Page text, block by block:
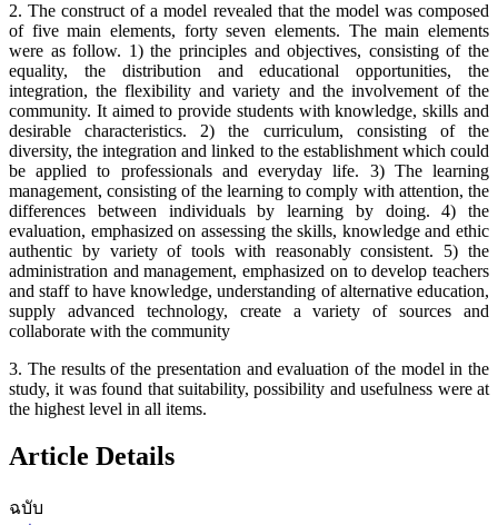
2. The construct of a model revealed that the model was composed
of five main elements, forty seven elements. The main elements
were as follow. 1) the principles and objectives, consisting of the
equality, the distribution and educational opportunities, the
integration, the flexibility and variety and the involvement of the
community. It aimed to provide students with knowledge, skills and
desirable characteristics. 2) the curriculum, consisting of the
diversity, the integration and linked to the establishment which could
be applied to professionals and everyday life. 3) The learning
management, consisting of the learning to comply with attention, the
differences between individuals by learning by doing. 4) the
evaluation, emphasized on assessing the skills, knowledge and ethic
authentic by variety of tools with reasonably consistent. 5) the
administration and management, emphasized on to develop teachers
and staff to have knowledge, understanding of alternative education,
supply advanced technology, create a variety of sources and
collaborate with the community
3. The results of the presentation and evaluation of the model in the
study, it was found that suitability, possibility and usefulness were at
the highest level in all items.
Article Details
ฉบับ